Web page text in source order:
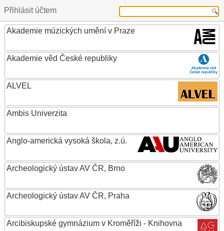
Přihlásit účtem
Akademie múzických umění v Praze
Akademie věd České republiky
ALVEL
Ambis Univerzita
Anglo-americká vysoká škola, z.ú.
Archeologický ústav AV ČR, Brno
Archeologický ústav AV ČR, Praha
Arcibiskupské gymnázium v Kroměříži - Knihovna